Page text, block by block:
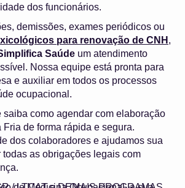
dos funcionários.
demissões, exames periódicos ou
para renovação de CNH ,
Saúde um atendimento
Nossa equipe está pronta para
e auxiliar em todos os processos
ocupacional.
saiba como agendar com elaboração
de forma rápida e segura.
dos colaboradores e ajudamos sua
todas as obrigações legais com